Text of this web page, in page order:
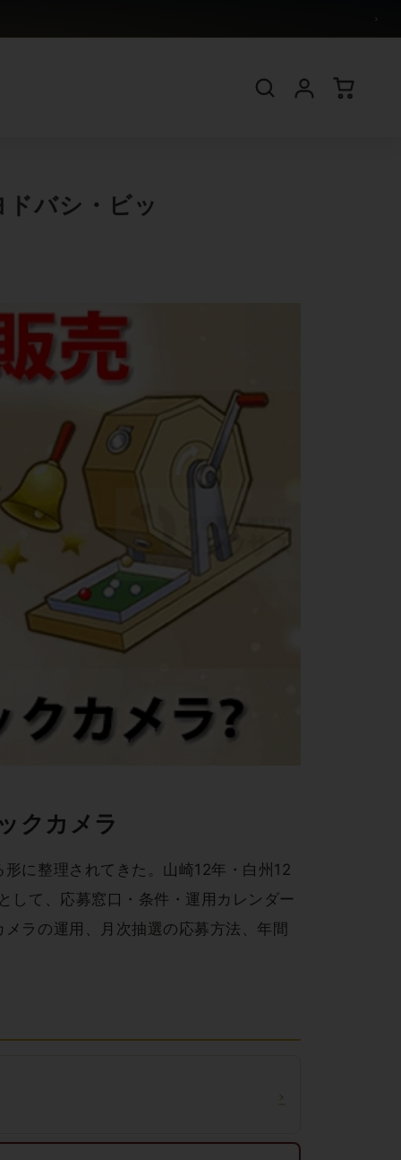
›
バシ・ビッ
クカメラ
に整理されてきた。山崎12年・白州12
して、応募窓口・条件・運用カレンダー
ラの運用、月次抽選の応募方法、年間
›